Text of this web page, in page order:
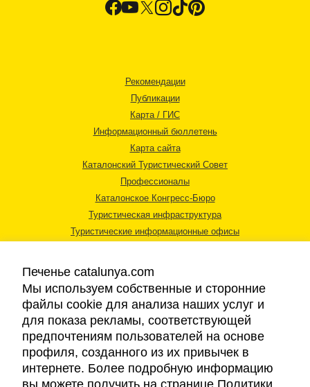
Рекомендации
Публикации
Карта / ГИС
Информационный бюллетень
Карта сайта
Каталонский Туристический Совет
Профессионалы
Каталонское Конгресс-Бюро
Туристическая инфраструктура
Туристические информационные офисы
Правовая информация
Cookies
Доступность
Печенье catalunya.com
Мы используем собственные и сторонние
файлы cookie для анализа наших услуг и
для показа рекламы, соответствующей
предпочтениям пользователей на основе
профиля, созданного из их привычек в
интернете. Более подробную информацию
вы можете получить на странице Политики